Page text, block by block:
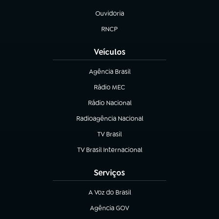
Ouvidoria
(abre em nova aba)
RNCP
(abre em nova aba)
Veículos
Agência Brasil
(abre em nova aba)
Rádio MEC
(abre em nova aba)
Rádio Nacional
Radioagência Nacional
(abre em nova aba)
TV Brasil
(abre em nova aba)
TV Brasil Internacional
(abre em nova aba)
Serviços
A Voz do Brasil
(abre em nova aba)
Agência GOV
(abre em nova aba)